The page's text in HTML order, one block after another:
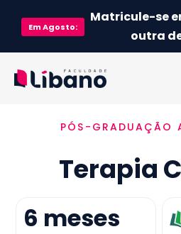
EmAgosto:
Matricule-se
outra
Ementa
Como funciona
Credenciamento MEC
PÓS-GRADUAÇÃO
Terapia
6 meses